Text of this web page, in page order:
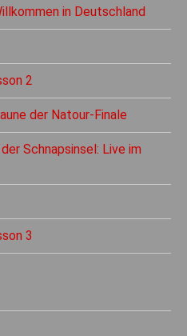
in Deutschland
2
der Natour-Finale
Schnapsinsel: Live im
3